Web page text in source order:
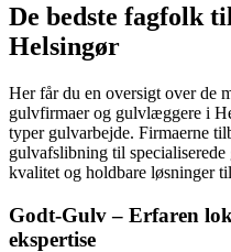
De bedste fagfolk
Helsingør
Her får du en oversigt over de
gulvfirmaer og gulvlæggere i
typer gulvarbejde. Firmaerne
gulvafslibning til
kvalitet og holdbare løsninger
Godt-Gulv – Erfaren
ekspertise